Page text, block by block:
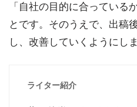
「自社の目的に合っている
とです。そのうえで、出稿
し、改善していくようにし
ライター紹介